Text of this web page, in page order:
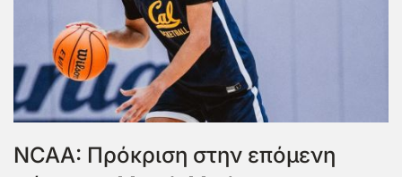
NCAA: Πρόκριση στην επόμενη